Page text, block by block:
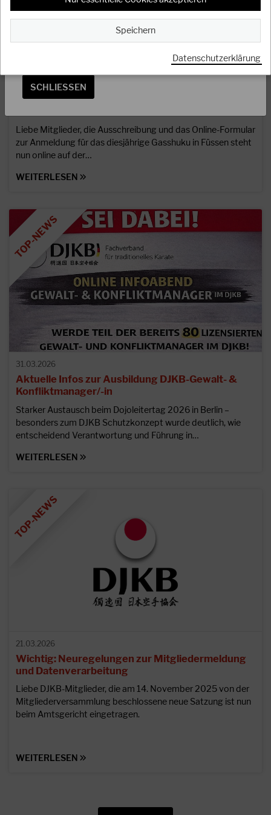
Speichern
Datenschutzerklärung
07.04.2026
Achtung: Anmeldeformular zum Gasshuku 2026
Liebe Mitglieder, die Ausschreibung und das Online-Formular
zur Anmeldung für das diesjährige Gasshuku in Füssen steht
nun online auf der…
WEITERLESEN
31.03.2026
Aktuelle Infos zur Ausbildung DJKB-Gewalt- &
Konfliktmanager/-in
Starker Austausch beim Dojoleitertag 2026 in Berlin –
besonders zum DJKB Schutzkonzept wurde deutlich, wie
entscheidend Verantwortung und Führung in…
WEITERLESEN
21.03.2026
Wichtig: Neuregelungen zur Mitgliedermeldung
und Datenverarbeitung
Liebe DJKB-Mitglieder, die am 14. November 2025 von der
Mitgliederversammlung beschlossene neue Satzung ist nun
beim Amtsgericht eingetragen.
WEITERLESEN
OSS
SCHLIESSEN